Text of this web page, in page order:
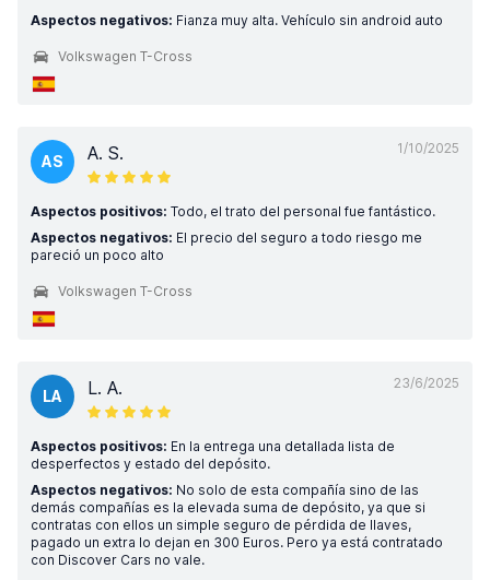
Aspectos negativos: Fianza muy alta. Vehículo sin android auto
Volkswagen T-Cross
1/10/2025
AS A. S.
Aspectos positivos: Todo, el trato del personal fue fantástico.
Aspectos negativos: El precio del seguro a todo riesgo me
pareció un poco alto
Volkswagen T-Cross
23/6/2025
LA L. A.
Aspectos positivos: En la entrega una detallada lista de
desperfectos y estado del depósito.
Aspectos negativos: No solo de esta compañía sino de las
demás compañías es la elevada suma de depósito, ya que si
contratas con ellos un simple seguro de pérdida de llaves,
pagado un extra lo dejan en 300 Euros. Pero ya está contratado
con Discover Cars no vale.